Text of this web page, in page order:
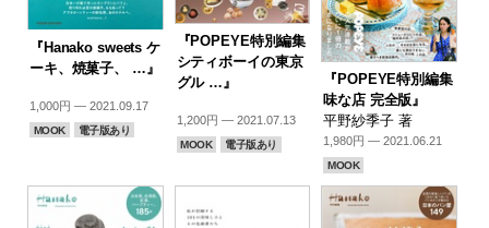
『Hanako sweets ケ
ーキ、焼菓子、 …』
1,000円 — 2021.09.17
MOOK 電子版あり
『POPEYE特別編集
シティボーイの東京
グル …』
1,200円 — 2021.07.13
MOOK 電子版あり
『POPEYE特別編集
味な店 完全版』
平野紗季子 著
1,980円 — 2021.06.21
MOOK